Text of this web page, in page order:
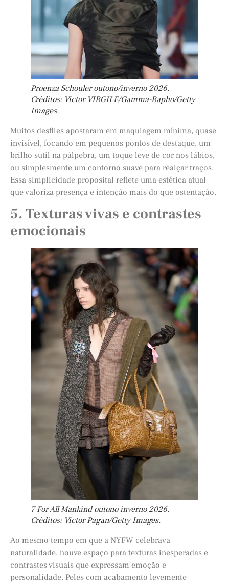
Proenza Schouler outono/inverno 2026.
Créditos: Victor VIRGILE/Gamma-Rapho/Getty
Images.
Muitos desfiles apostaram em maquiagem mínima, quase
invisível, focando em pequenos pontos de destaque, um
brilho sutil na pálpebra, um toque leve de cor nos lábios,
ou simplesmente um contorno suave para realçar traços.
Essa simplicidade proposital reflete uma estética atual
que valoriza presença e intenção mais do que ostentação.
5. Texturas vivas e contrastes
emocionais
7 For All Mankind outono inverno 2026.
Créditos: Victor Pagan/Getty Images.
Ao mesmo tempo em que a NYFW celebrava
naturalidade, houve espaço para texturas inesperadas e
contrastes visuais que expressam emoção e
personalidade. Peles com acabamento levemente